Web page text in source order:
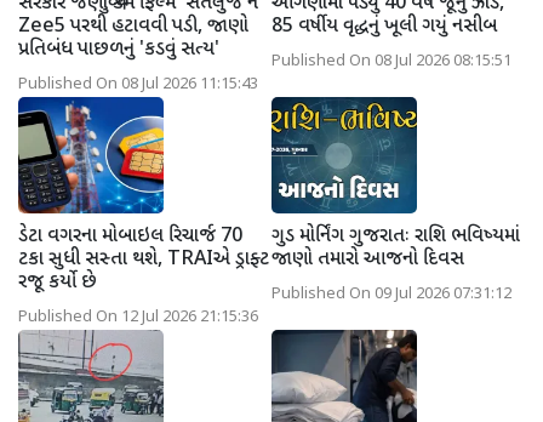
Zee5 પરથી હટાવવી પડી, જાણો
પ્રતિબંધ પાછળનું 'કડવું સત્ય'
Published On 08 Jul 2026 11:15:43
85 વર્ષીય વૃદ્ધનું ખૂલી ગયું નસીબ
Published On 08 Jul 2026 08:15:51
ડેટા વગરના મોબાઇલ રિચાર્જ 70
ટકા સુધી સસ્તા થશે, TRAIએ ડ્રાફ્ટ
રજૂ કર્યો છે
Published On 12 Jul 2026 21:15:36
ગુડ મોર્નિંગ ગુજરાતઃ રાશિ ભવિષ્યમાં
જાણો તમારો આજનો દિવસ
Published On 09 Jul 2026 07:31:12